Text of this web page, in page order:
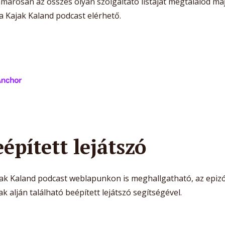
Kajak Kaland podcast elérhető.
lejátszó
Kaland podcast weblapunkon is meghallgatható, az
alján található beépített lejátszó segítségével.